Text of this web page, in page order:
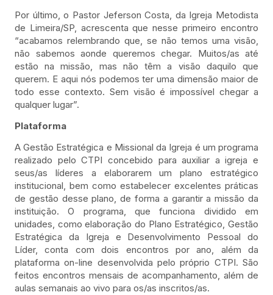
Por último, o Pastor Jeferson Costa, da Igreja Metodista
de Limeira/SP, acrescenta que nesse primeiro encontro
“acabamos relembrando que, se não temos uma visão,
não sabemos aonde queremos chegar. Muitos/as até
estão na missão, mas não têm a visão daquilo que
querem. E aqui nós podemos ter uma dimensão maior de
todo esse contexto. Sem visão é impossível chegar a
qualquer lugar”.
Plataforma
A Gestão Estratégica e Missional da Igreja é um programa
realizado pelo CTPI concebido para auxiliar a igreja e
seus/as líderes a elaborarem um plano estratégico
institucional, bem como estabelecer excelentes práticas
de gestão desse plano, de forma a garantir a missão da
instituição. O programa, que funciona dividido em
unidades, como elaboração do Plano Estratégico, Gestão
Estratégica da Igreja e Desenvolvimento Pessoal do
Líder, conta com dois encontros por ano, além da
plataforma on-line desenvolvida pelo próprio CTPI. São
feitos encontros mensais de acompanhamento, além de
aulas semanais ao vivo para os/as inscritos/as.